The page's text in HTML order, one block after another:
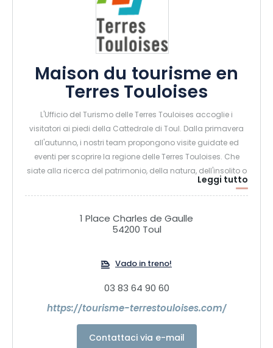
Maison du tourisme en
Terres Touloises
L'Ufficio del Turismo delle Terres Touloises accoglie i
visitatori ai piedi della Cattedrale di Toul. Dalla primavera
all'autunno, i nostri team propongono visite guidate ed
eventi per scoprire la regione delle Terres Touloises. Che
siate alla ricerca del patrimonio, della natura, dell'insolito o
di un pasto tra i vigneti, scoprite ciò che abbiamo da
offrirvi.
Leggi tutto
1 Place Charles de Gaulle
54200 Toul
Vado in treno!
03 83 64 90 60
https://tourisme-terrestouloises.com/
Contattaci via e-mail